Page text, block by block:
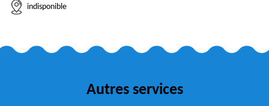
indisponible
Autres services